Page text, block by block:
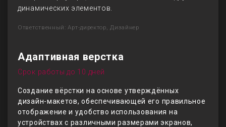
динамических элементов.
Ответственный: Арт-директор, Дизайнер
Адаптивная верстка
Срок работы до 10 дней
Создание вёрстки на основе утверждённых
дизайн-макетов, обеспечивающей его правильное
отображение и удобство использования на
устройствах с различными размерами экранов,